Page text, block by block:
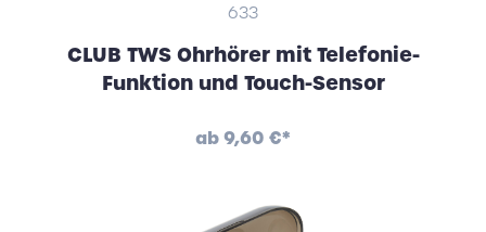
633
CLUB TWS Ohrhörer mit Telefonie-
Funktion und Touch-Sensor
ab9,60 €*